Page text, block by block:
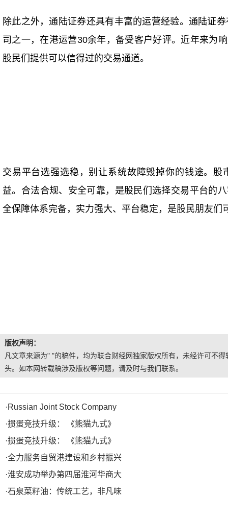
除此之外，通陆证券还具有丰富的运营经验。通陆证
司之一，在港运营30余年，备受客户好评。近年来为
股民们提供可以信得过的交易通道。
交易平台选强选稳，别让系统故障毁掉你的钱途。
益。合法合规、安全可靠，是股民们选择交易平台的
全保障体系完备，实力强大、平台稳定，是股民朋友们
版权声明：
凡文章来源为" "的稿件，均为联合财经网独家版权所有，未经许可不
头。如本网转载稿涉及版权等问题，请及时与我们联系。
·Russian Joint Stock Company
·掼蛋竞技升级： 《熊猫九式》
·掼蛋竞技升级： 《熊猫九式》
·全力服务自贸港建设和乡村振兴
·淮安成功举办第四届淮河华商大
·石泉菜籽油：传统工艺，非凡味